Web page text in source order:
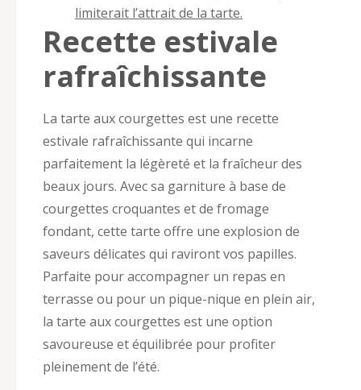
limiterait l’attrait de la tarte.
Recette estivale
rafraîchissante
La tarte aux courgettes est une recette
estivale rafraîchissante qui incarne
parfaitement la légèreté et la fraîcheur des
beaux jours. Avec sa garniture à base de
courgettes croquantes et de fromage
fondant, cette tarte offre une explosion de
saveurs délicates qui raviront vos papilles.
Parfaite pour accompagner un repas en
terrasse ou pour un pique-nique en plein air,
la tarte aux courgettes est une option
savoureuse et équilibrée pour profiter
pleinement de l’été.